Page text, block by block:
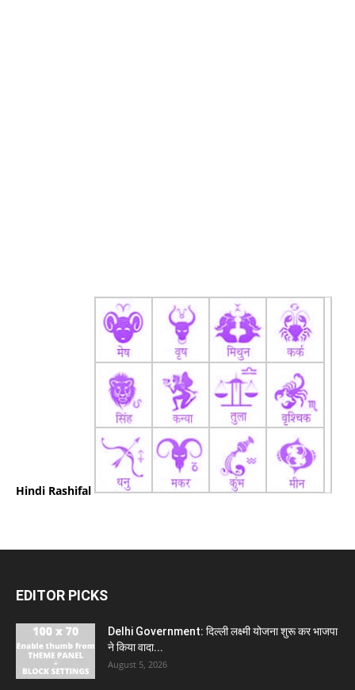
Hindi Rashifal
EDITOR PICKS
Delhi Government: दिल्ली लक्ष्मी योजना शुरू कर भाजपा
ने किया वादा...
August 5, 2026